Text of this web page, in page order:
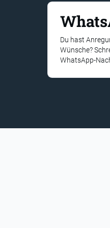
Du hast
Wünsche?
WhatsApp-